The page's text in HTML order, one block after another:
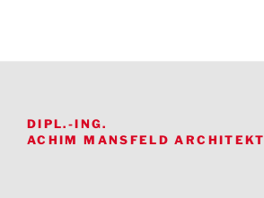
DIPL.-ING.
ACHIM MANSFELD ARCHITEKT